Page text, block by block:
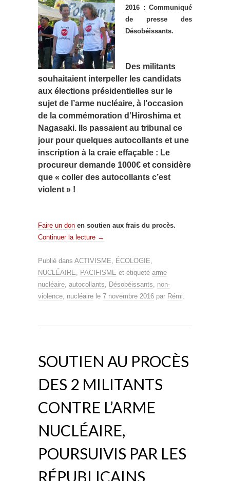
2016 : Communiqué
de presse des
Désobéissants.
Des militants
souhaitaient interpeller les candidats
aux élections présidentielles sur le
sujet de l’arme nucléaire, à l’occasion
de la commémoration d’Hiroshima et
Nagasaki. Ils passaient au tribunal ce
jour pour quelques autocollants et une
inscription à la craie effaçable : Le
procureur demande 1000€ et considère
que « coller des autocollants c’est
violent » !
Faire un don en soutien aux frais du procès.
Continuer la lecture →
Publié dans ACTIVISME ÉCOLOGIE
NUCLÉAIRE
PACIFISME et étiqueté arme
nucléaire autocollants Désobéissants
non-
violence nucléaire le 7 novembre 2016 par Rémi
SOUTIEN AU PROCÈS
DES 2 MILITANTS
CONTRE L’ARME
NUCLÉAIRE,
POURSUIVIS PAR LES
RÉPUBLICAINS